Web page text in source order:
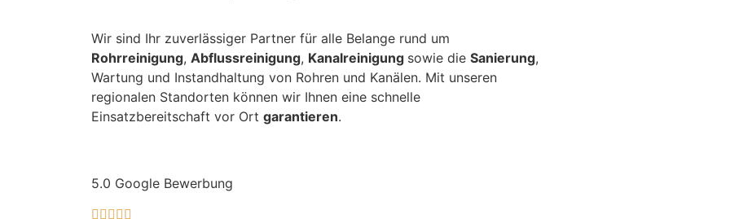
Wir sind Ihr zuverlässiger Partner für alle Belange rund um
Rohrreinigung, Abflussreinigung, Kanalreinigung sowie die Sanierung,
Wartung und Instandhaltung von Rohren und Kanälen. Mit unseren
regionalen Standorten können wir Ihnen eine schnelle
Einsatzbereitschaft vor Ort garantieren.
5.0 Google Bewerbung
    